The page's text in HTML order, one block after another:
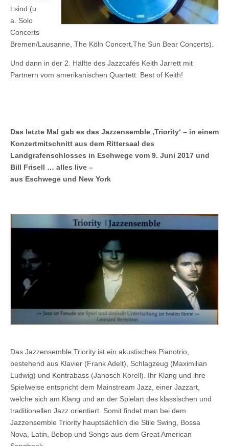
t sind (u.
a. Solo
Concerts
Bremen/Lausanne, The Köln Concert,The Sun Bear Concerts).
Und dann in der 2. Hälfte des Jazzcafés Keith Jarrett mit
Partnern vom amerikanischen Quartett. Best of Keith!
Das letzte Mal gab es das Jazzensemble ‚Triority‘ – in einem
Konzertmitschnitt aus dem Rittersaal des
Landgrafenschlosses in Eschwege vom 9. Juni 2017 und
Bill Frisell … alles live –
aus Eschwege und New York
Das Jazzensemble Triority ist ein akustisches Pianotrio,
bestehend aus Klavier (Frank Adelt), Schlagzeug (Maximilian
Ludwig) und Kontrabass (Janosch Korell). Ihr Klang und ihre
Spielweise entspricht dem Mainstream Jazz, einer Jazzart,
welche sich am Klang und an der Spielart des klassischen und
traditionellen Jazz orientiert. Somit findet man bei dem
Jazzensemble Triority hauptsächlich die Stile Swing, Bossa
Nova, Latin, Bebop und Songs aus dem Great American